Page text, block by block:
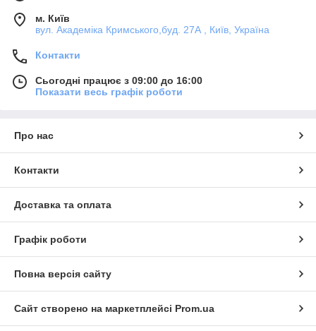
м. Київ
вул. Академіка Кримського,буд. 27А , Київ, Україна
Контакти
Сьогодні працює з 09:00 до 16:00
Показати весь графік роботи
Про нас
Контакти
Доставка та оплата
Графік роботи
Повна версія сайту
Сайт створено на маркетплейсі Prom.ua